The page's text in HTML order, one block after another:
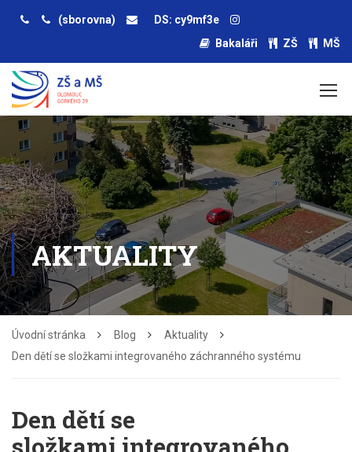
(sborovna)
DS: cy9mf3e
Bakaláři
ZŠ MŠ
AKTUALITY
Úvodní stránka Blog
Aktuality
Den dětí se složkami integrovaného záchranného systému
Den dětí se